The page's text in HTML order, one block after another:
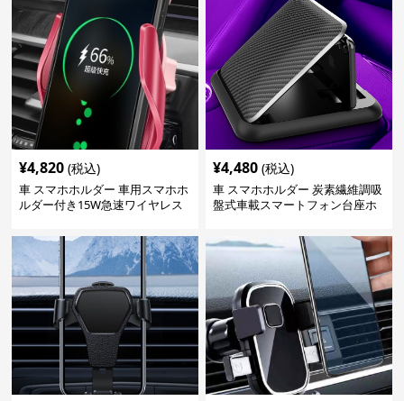
¥4,820 (税込)
車 スマホホルダー 車用スマホホ
ルダー付き15W急速ワイヤレス
¥4,480 (税込)
車 スマホホルダー 炭素繊維調吸
盤式車載スマートフォン台座ホ